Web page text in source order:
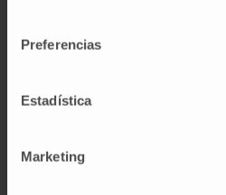
Preferencias
Estadística
Marketing